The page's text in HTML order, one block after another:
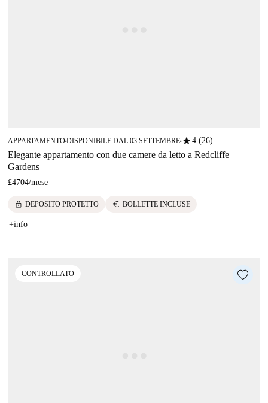
APPARTAMENTO■DISPONIBILE DAL 03 SETTEMBRE■star4 (26)
Elegante appartamento con due camere da letto a Redcliffe
Gardens
£4704/mese
lock DEPOSITO PROTETTO euro BOLLETTE INCLUSE
+info
CONTROLLATO